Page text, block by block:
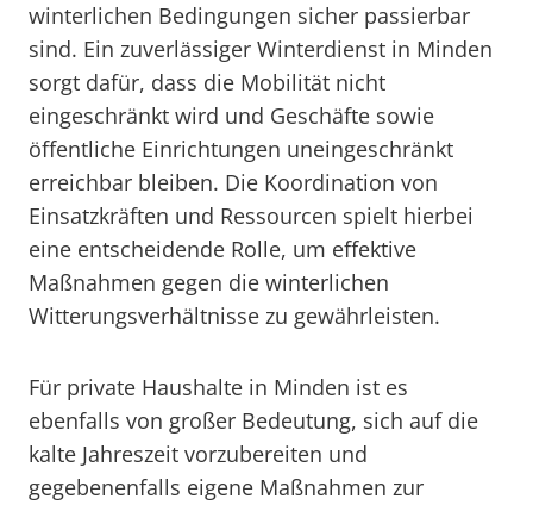
winterlichen Bedingungen sicher passierbar
sind. Ein zuverlässiger Winterdienst in Minden
sorgt dafür, dass die Mobilität nicht
eingeschränkt wird und Geschäfte sowie
öffentliche Einrichtungen uneingeschränkt
erreichbar bleiben. Die Koordination von
Einsatzkräften und Ressourcen spielt hierbei
eine entscheidende Rolle, um effektive
Maßnahmen gegen die winterlichen
Witterungsverhältnisse zu gewährleisten.
Für private Haushalte in Minden ist es
ebenfalls von großer Bedeutung, sich auf die
kalte Jahreszeit vorzubereiten und
gegebenenfalls eigene Maßnahmen zur